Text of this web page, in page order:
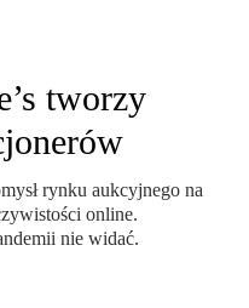
tworzy
rynku aukcyjnego na
online.
nie widać.